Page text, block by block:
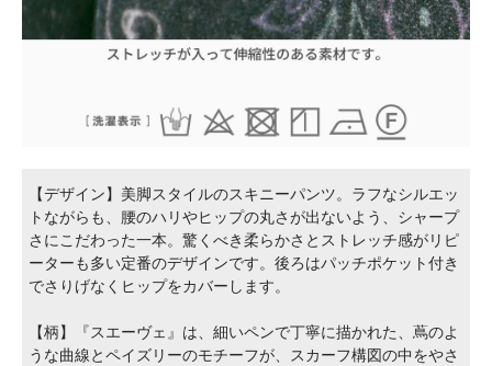
【デザイン】美脚スタイルのスキニーパンツ。ラフなシルエッ
トながらも、腰のハリやヒップの丸さが出ないよう、シャープ
さにこだわった一本。驚くべき柔らかさとストレッチ感がリピ
ーターも多い定番のデザインです。後ろはパッチポケット付き
でさりげなくヒップをカバーします。
【柄】『スエーヴェ』は、細いペンで丁寧に描かれた、蔦のよ
うな曲線とペイズリーのモチーフが、スカーフ構図の中をやさ